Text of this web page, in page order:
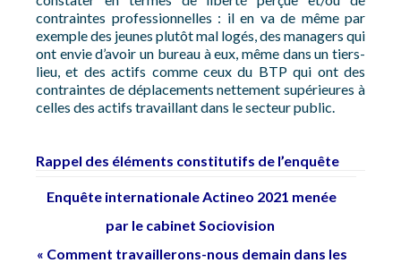
contraintes professionnelles : il en va de même par
exemple des jeunes plutôt mal logés, des managers qui
ont envie d’avoir un bureau à eux, même dans un tiers-
lieu, et des actifs comme ceux du BTP qui ont des
contraintes de déplacements nettement supérieures à
celles des actifs travaillant dans le secteur public.
Rappel des éléments constitutifs de l’enquête
Enquête internationale Actineo 2021 menée
par le cabinet Sociovision
« Comment travaillerons-nous demain dans les